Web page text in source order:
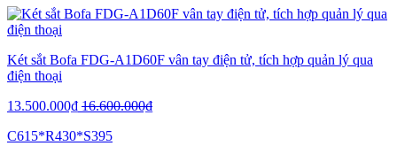
Két sắt Bofa FDG-A1D60F vân tay điện tử, tích hợp quản lý qua
điện thoại
13.500.000₫ 16.600.000₫
C615*R430*S395